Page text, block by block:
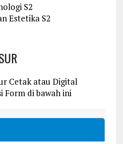
S2
Estetika S2
Cetak atau Digital
Form di bawah ini